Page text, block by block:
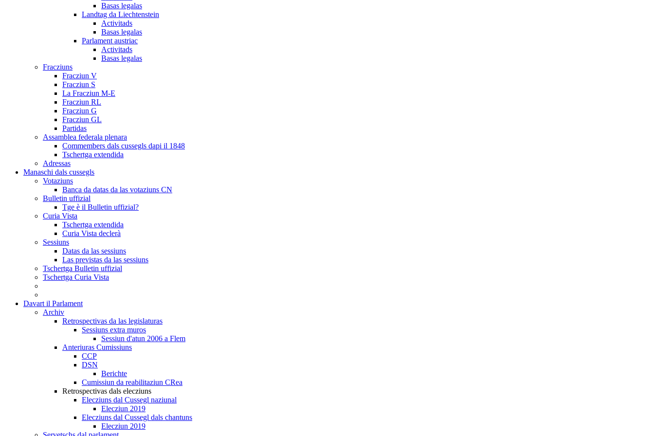
Basas legalas
Landtag da Liechtenstein
Activitads
Basas legalas
Parlament austriac
Activitads
Basas legalas
Fracziuns
Fracziun V
Fracziun S
La Fracziun M-E
Fracziun RL
Fracziun G
Fracziun GL
Partidas
Assamblea federala plenara
Commembers dals cussegls dapi il 1848
Tschertga extendida
Adressas
Manaschi dals cussegls
Votaziuns
Banca da datas da las votaziuns CN
Bulletin uffizial
Tge è il Bulletin uffizial?
Curia Vista
Tschertga extendida
Curia Vista declerà
Sessiuns
Datas da las sessiuns
Las previstas da las sessiuns
Tschertga Bulletin uffizial
Tschertga Curia Vista
Davart il Parlament
Archiv
Retrospectivas da las legislaturas
Sessiuns extra muros
Sessiun d'atun 2006 a Flem
Anteriuras Cumissiuns
CCP
DSN
Berichte
Cumissiun da reabilitaziun CRea
Retrospectivas dals elecziuns
Elecziuns dal Cussegl naziunal
Elecziun 2019
Elecziuns dal Cussegl dals chantuns
Elecziun 2019